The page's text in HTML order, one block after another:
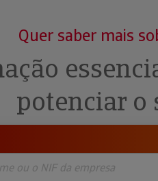
de Créditos
Quer saber mais
potenciar o